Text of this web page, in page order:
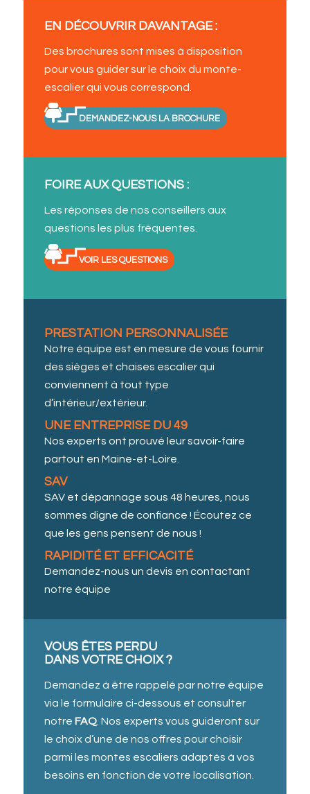
EN DÉCOUVRIR DAVANTAGE :
Des brochures sont mises à disposition
pour vous guider sur le choix du monte-
escalier qui vous correspond.
DEMANDEZ-NOUS LA BROCHURE
FOIRE AUX QUESTIONS :
Les réponses de nos conseillers aux
questions les plus fréquentes.
VOIR LES QUESTIONS
PRESTATION PERSONNALISÉE
Notre équipe est en mesure de vous fournir
des sièges et chaises escalier qui
conviennent à tout type
d’intérieur/extérieur.
UNE ENTREPRISE DU 49
Nos experts ont prouvé leur savoir-faire
partout en Maine-et-Loire.
SAV
SAV et dépannage sous 48 heures, nous
sommes digne de confiance ! Écoutez ce
que les gens pensent de nous !
RAPIDITÉ ET EFFICACITÉ
Demandez-nous un devis en contactant
notre équipe
VOUS ÊTES PERDU
DANS VOTRE CHOIX ?
Demandez à être rappelé par notre équipe
via le formulaire ci-dessous et consulter
notreFAQ . Nos experts vous guideront sur
le choix d’une de nos offres pour choisir
parmi les montes escaliers adaptés à vos
besoins en fonction de votre localisation.